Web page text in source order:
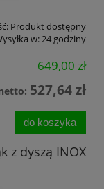
Produkt dostępny
w:24 godziny
649,00 zł
527,64 zł
do koszyka
z dyszą INOX